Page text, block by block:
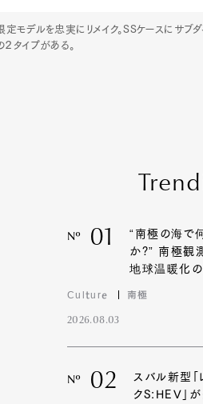
デルを忠実にリメイク。SSケースにサブ
タイプがある。
Nº 01
“南極の海で
か?” 南極観
地球温暖化
Culture 南極
2026.08.03
Nº 02
スバル新型「
クS:HEV」が